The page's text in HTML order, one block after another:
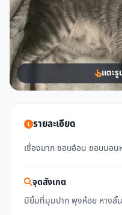
แตะ
รายละเอียด
เชื่องมาก ชอบอ้อน ชอบนอ
จุดสังเกต
มียิ้มที่มุมปาก พุงห้อย หางสั้